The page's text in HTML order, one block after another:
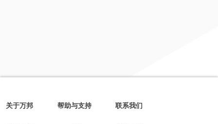
关于万邦 帮助与支持 联系我们